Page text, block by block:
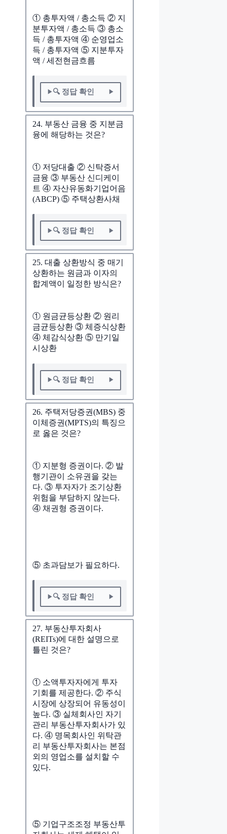
① 총투자액 / 총소득 ② 지
분투자액 / 총소득 ③ 총소
득 / 총투자액 ④ 순영업소
득 / 총투자액 ⑤ 지분투자
액 / 세전현금흐름
🔍 정답 확인
24. 부동산 금융 중 지분금
융에 해당하는 것은?
① 저당대출 ② 신탁증서
금융 ③ 부동산 신디케이
트 ④ 자산유동화기업어음
(ABCP) ⑤ 주택상환사채
🔍 정답 확인
25. 대출 상환방식 중 매기
상환하는 원금과 이자의
합계액이 일정한 방식은?
① 원금균등상환 ② 원리
금균등상환 ③ 체증식상환
④ 체감식상환 ⑤ 만기일
시상환
🔍 정답 확인
26. 주택저당증권(MBS) 중
이체증권(MPTS)의 특징으
로 옳은 것은?
① 지분형 증권이다. ② 발
행기관이 소유권을 갖는
다. ③ 투자자가 조기상환
위험을 부담하지 않는다.
④ 채권형 증권이다.
⑤ 초과담보가 필요하다.
🔍 정답 확인
27. 부동산투자회사
(REITs)에 대한 설명으로
틀린 것은?
① 소액투자자에게 투자
기회를 제공한다. ② 주식
시장에 상장되어 유동성이
높다. ③ 실체회사인 자기
관리 부동산투자회사가 있
다. ④ 명목회사인 위탁관
리 부동산투자회사는 본점
외의 영업소를 설치할 수
있다.
⑤ 기업구조조정 부동산투